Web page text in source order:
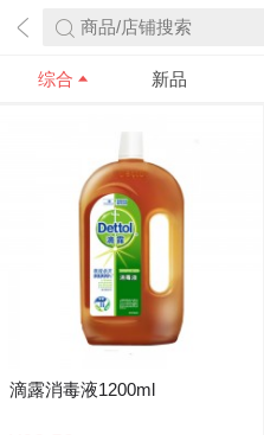
商品/店铺搜索
综合 新品
滴露消毒液1200ml